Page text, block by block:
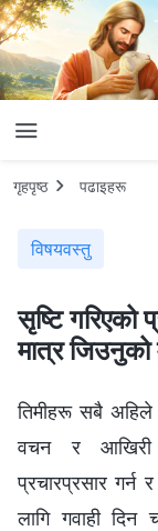
गृहपृष्ठ पढाइहरू
विषयवस्तु
सृष्टि गरिएको
मात्र
तिमीहरू सबै अहिले
वचन र आखिरी
प्रचारप्रसार गर्न
लागि गवाही